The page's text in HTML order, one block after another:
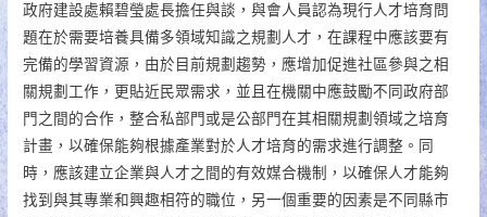
政府建設處賴碧瑩處長擔任與談，與會人員認為現行人才培育問
題在於需要培養具備多領域知識之規劃人才，在課程中應該要有
完備的學習資源，由於目前規劃趨勢，應增加促進社區參與之相
關規劃工作，更貼近民眾需求，並且在機關中應鼓勵不同政府部
門之間的合作，整合私部門或是公部門在其相關規劃領域之培育
計畫，以確保能夠根據產業對於人才培育的需求進行調整。同
時，應該建立企業與人才之間的有效媒合機制，以確保人才能夠
找到與其專業和興趣相符的職位，另一個重要的因素是不同縣市